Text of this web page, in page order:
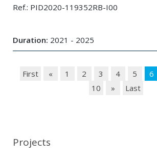
Ref.: PID2020-119352RB-I00
Duration: 2021 - 2025
First « 1 2 3 4 5 6
10
» Last
Projects